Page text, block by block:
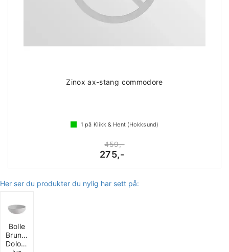
Zinox ax-stang commodore
1 på Klikk & Hent (Hokksund)
459,-
275,-
Her ser du produkter du nylig har sett på:
Bolle
Brunner
Dolomit